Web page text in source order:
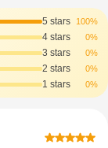
5 stars 100%
4 stars 0%
3 stars 0%
2 stars 0%
1 stars 0%